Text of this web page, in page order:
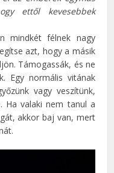
ettől kevesebbek
mindkét félnek nagy
azt, hogy a másik
Támogassák, és ne
Egy normális vitának
vagy veszítünk,
Ha valaki nem tanul a
akkor baj van, mert